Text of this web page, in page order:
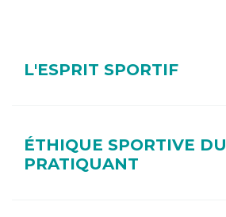
L'ESPRIT SPORTIF
ÉTHIQUE SPORTIVE DU
PRATIQUANT